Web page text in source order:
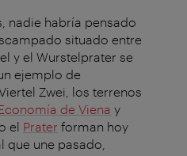
nadie habría pensado
situado entre
y el Wurstelprater se
ejemplo de
Zwei, los terrenos
de Viena y
el Prater forman hoy
que une pasado,